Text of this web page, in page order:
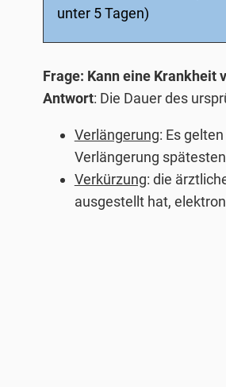
unter 5 Tagen)
Frage: Kann eine Krankheit
Antwort: Die Dauer des
Verlängerung: Es
Verlängerung
Verkürzung: die
ausgestellt hat,